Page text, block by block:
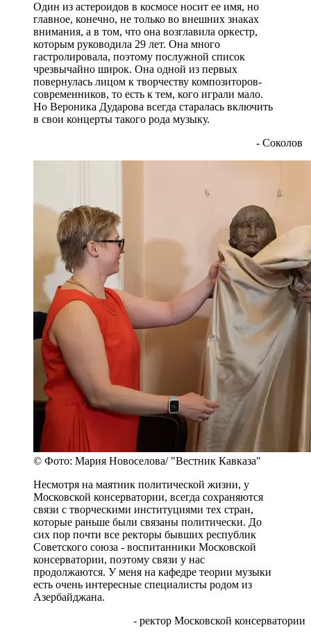
Один из астероидов в космосе носит ее имя, но
главное, конечно, не только во внешних знаках
внимания, а в том, что она возглавила оркестр,
которым руководила 29 лет. Она много
гастролировала, поэтому послужной список
чрезвычайно широк. Она одной из первых
повернулась лицом к творчеству композиторов-
современников, то есть к тем, кого играли мало.
Но Вероника Дударова всегда старалась включить
в свои концерты такого рода музыку.
- Соколов
© Фото: Мария Новоселова/ "Вестник Кавказа"
Несмотря на маятник политической жизни, у
Московской консерватории, всегда сохраняются
связи с творческими институциями тех стран,
которые раньше были связаны политически. До
сих пор почти все ректоры бывших республик
Советского союза - воспитанники Московской
консерватории, поэтому связи у нас
продолжаются. У меня на кафедре теории музыки
есть очень интересные специалисты родом из
Азербайджана.
- ректор Московской консерватории